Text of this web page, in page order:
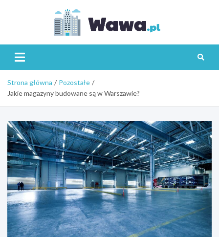
Strona główna
Pozostałe
Jakie magazyny budowane są w Warszawie?